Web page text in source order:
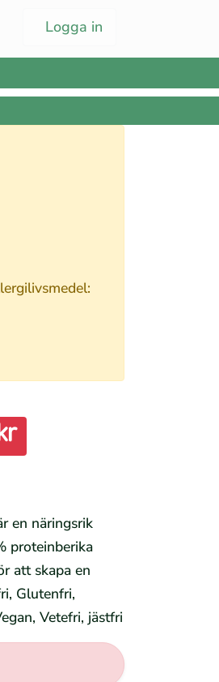
Logga in
en näringsrik
proteinberika
att skapa en
Glutenfri,
Vetefri, jästfri